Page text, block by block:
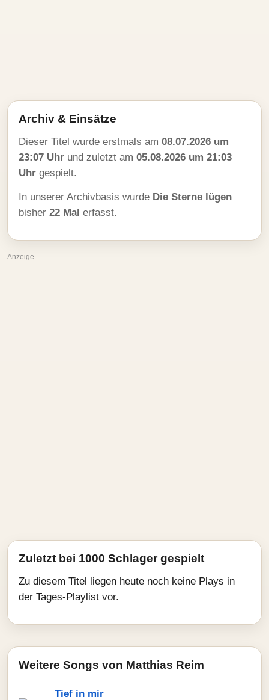
Archiv & Einsätze
Dieser Titel wurde erstmals am 08.07.2026 um
23:07 Uhr und zuletzt am 05.08.2026 um 21:03
Uhr gespielt.
In unserer Archivbasis wurde Die Sterne lügen
bisher 22 Mal erfasst.
Anzeige
Zuletzt bei 1000 Schlager gespielt
Zu diesem Titel liegen heute noch keine Plays in
der Tages-Playlist vor.
Weitere Songs von Matthias Reim
Tief in mir